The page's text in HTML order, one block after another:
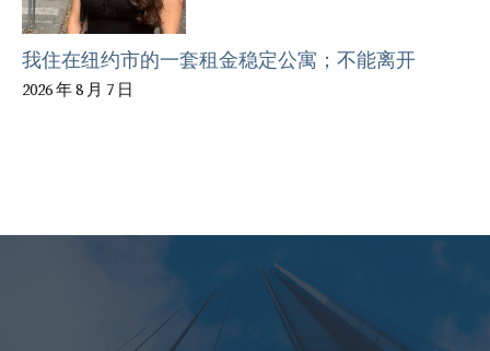
我住在纽约市的一套租金稳定公寓；不能离开
2026 年 8 月 7 日